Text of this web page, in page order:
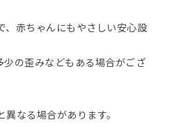
、赤ちゃんにもやさしい安心設
の歪みなどもある場合がござ
なる場合があります。